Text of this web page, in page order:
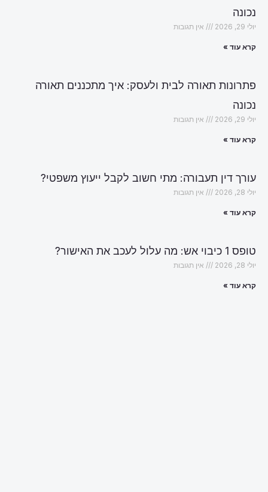
נכונה
יולי 29, 2026 אין תגובות
קרא עוד »
פתרונות תאורה לבית ולעסק: איך מתכננים תאורה
נכונה
יולי 29, 2026 אין תגובות
קרא עוד »
עורך דין תעבורה: מתי חשוב לקבל ייעוץ משפטי?
יולי 28, 2026 אין תגובות
קרא עוד »
טופס 1 כיבוי אש: מה עלול לעכב את האישור?
יולי 28, 2026 אין תגובות
קרא עוד »